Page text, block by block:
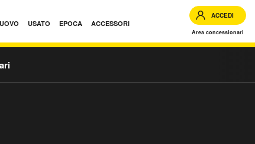
USATO EPOCA ACCESSORI
ACCEDI
Area concessionari